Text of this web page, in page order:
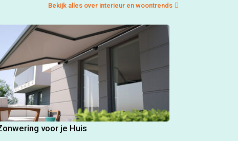
Bekijk alles over interieur en woontrends
voor je Huis